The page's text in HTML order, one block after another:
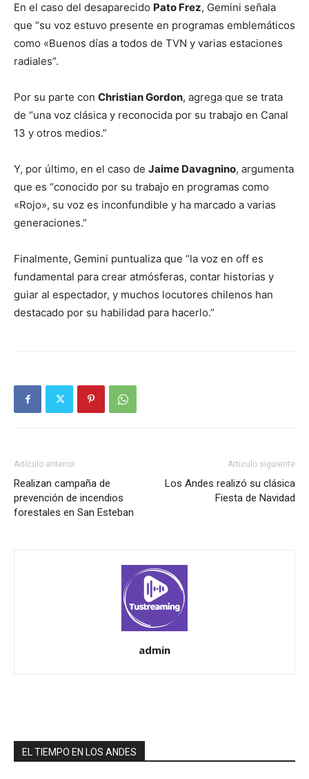
En el caso del desaparecido Pato Frez, Gemini señala
que “su voz estuvo presente en programas emblemáticos
como «Buenos días a todos de TVN y varias estaciones
radiales”.
Por su parte con Christian Gordon, agrega que se trata
de “una voz clásica y reconocida por su trabajo en Canal
13 y otros medios.”
Y, por último, en el caso de Jaime Davagnino, argumenta
que es “conocido por su trabajo en programas como
«Rojo», su voz es inconfundible y ha marcado a varias
generaciones.”
Finalmente, Gemini puntualiza que “la voz en off es
fundamental para crear atmósferas, contar historias y
guiar al espectador, y muchos locutores chilenos han
destacado por su habilidad para hacerlo.”
Artículo anterior
Realizan campaña de
prevención de incendios
forestales en San Esteban
Artículo siguiente
Los Andes realizó su clásica
Fiesta de Navidad
admin
EL TIEMPO EN LOS ANDES